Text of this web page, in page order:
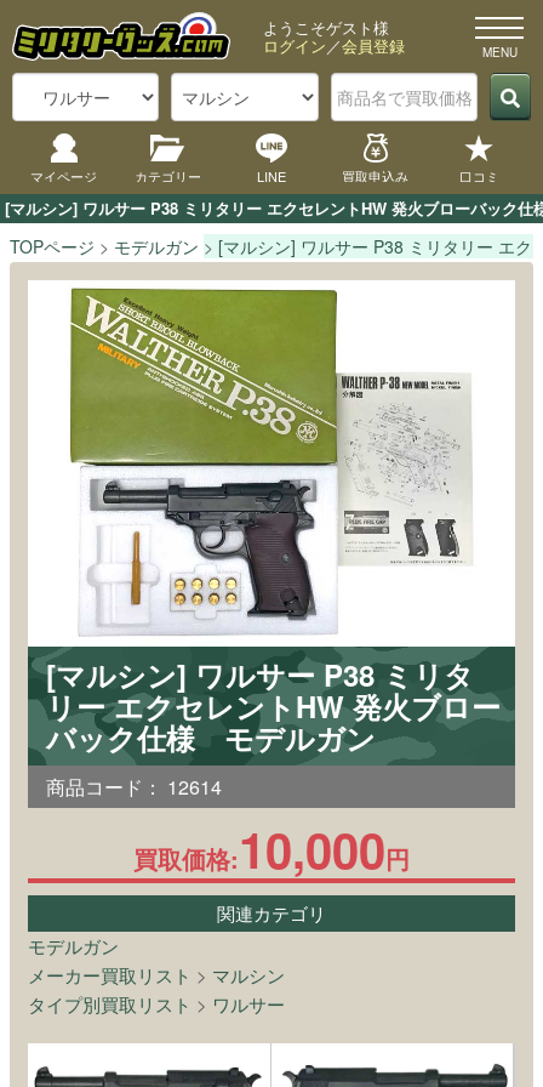
[マルシン] ワルサー P38 ミリタリー エクセレントHW 発火ブローバック
ようこそゲスト様
ログイン／会員登録
マイページ カテゴリー LINE 買取申込み 口コミ
TOPページ モデルガン [マルシン] ワルサー P38 ミリタリー エク
[マルシン] ワルサー P38 ミリタ
リー エクセレントHW 発火ブロー
バック仕様 モデルガン
商品コード： 12614
買取価格:10,000円
関連カテゴリ
モデルガン
メーカー買取リスト > マルシン
タイプ別買取リスト > ワルサー